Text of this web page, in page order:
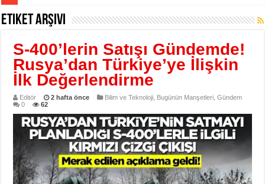
Etiket Arşivi
S-400’lerin Satışı Gündemde!
Rusya’dan Türkiye’ye İlişkin
İlk Değerlendirme
Editör 2 hafta önce Bilim ve Teknoloji Bugünün Manşetleri ,Gündem
0
62